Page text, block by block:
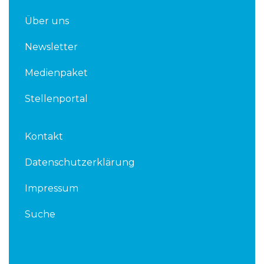
Über uns
Newsletter
Medienpaket
Stellenportal
Kontakt
Datenschutzerklärung
Impressum
Suche